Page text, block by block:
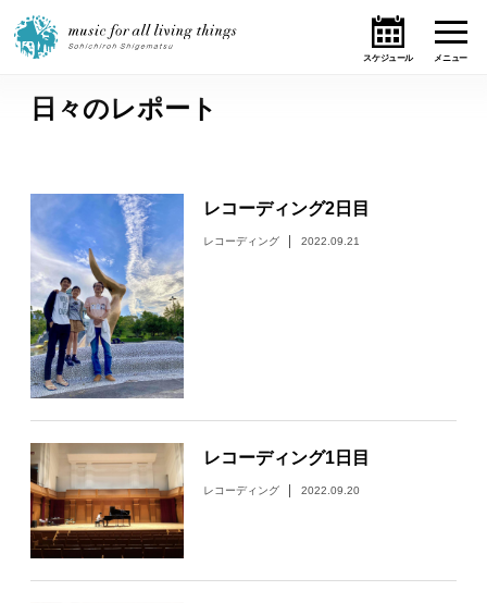
ホーム
テーマ
ライブ・スケジュール
作品
ギャラリー
日々のレポート
日々のレポート
レコーディング2日目
レコーディング 2022.09.21
レコーディング1日目
レコーディング 2022.09.20